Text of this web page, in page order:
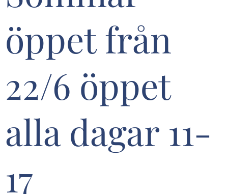
öppet från
22/6 öppet
alla dagar 11-
17